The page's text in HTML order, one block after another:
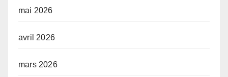
mai 2026
avril 2026
mars 2026